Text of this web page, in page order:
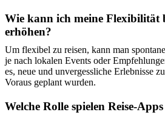
Wie kann ich meine Flexibilität
erhöhen?
Um flexibel zu reisen, kann man
je nach lokalen Events oder
es, neue und unvergessliche Erlebnisse
Voraus geplant wurden.
Welche Rolle spielen Reise-